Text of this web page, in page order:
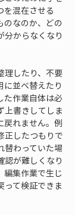
を混在させる
のなのか、どの
分からなくなり
理したり、不要
に並べ替えたり
た作業自体は必
上書きしてしま
戻れません。例
正したつもりで
替わっていた場
認が難しくなり
編集作業で生じ
って検証できま